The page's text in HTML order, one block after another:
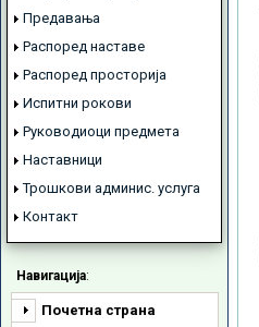
Предавања
Распоред наставе
Распоред просторија
Испитни рокови
Руководиоци предмета
Наставници
Трошкови админис. услуга
Контакт
Навигација:
Почетна страна